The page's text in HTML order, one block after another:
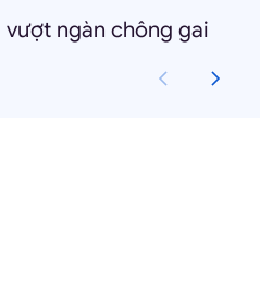
vượt ngàn chông gai